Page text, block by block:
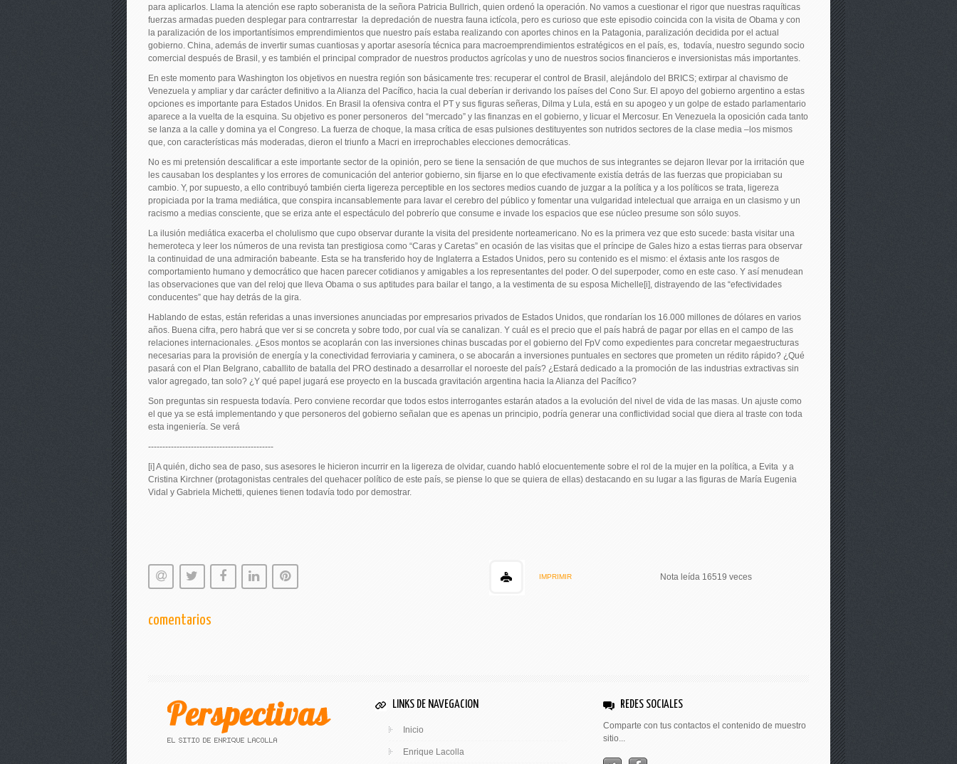
para aplicarlos. Llama la atención ese rapto soberanista de la señora Patricia Bullrich, quien ordenó la operación. No vamos a cuestionar el rigor que nuestras raquíticas
fuerzas armadas pueden desplegar para contrarrestar la depredación de nuestra fauna ictícola, pero es curioso que este episodio coincida con la visita de Obama y con
la paralización de los importantísimos emprendimientos que nuestro país estaba realizando con aportes chinos en la Patagonia, paralización decidida por el actual
gobierno. China, además de invertir sumas cuantiosas y aportar asesoría técnica para macroemprendimientos estratégicos en el país, es, todavía, nuestro segundo socio
comercial después de Brasil, y es también el principal comprador de nuestros productos agrícolas y uno de nuestros socios financieros e inversionistas más importantes.
En este momento para Washington los objetivos en nuestra región son básicamente tres: recuperar el control de Brasil, alejándolo del BRICS; extirpar al chavismo de
Venezuela y ampliar y dar carácter definitivo a la Alianza del Pacífico, hacia la cual deberían ir derivando los países del Cono Sur. El apoyo del gobierno argentino a estas
opciones es importante para Estados Unidos. En Brasil la ofensiva contra el PT y sus figuras señeras, Dilma y Lula, está en su apogeo y un golpe de estado parlamentario
aparece a la vuelta de la esquina. Su objetivo es poner personeros del “mercado” y las finanzas en el gobierno, y licuar el Mercosur. En Venezuela la oposición cada tanto
se lanza a la calle y domina ya el Congreso. La fuerza de choque, la masa crítica de esas pulsiones destituyentes son nutridos sectores de la clase media –los mismos
que, con características más moderadas, dieron el triunfo a Macri en irreprochables elecciones democráticas.
No es mi pretensión descalificar a este importante sector de la opinión, pero se tiene la sensación de que muchos de sus integrantes se dejaron llevar por la irritación que
les causaban los desplantes y los errores de comunicación del anterior gobierno, sin fijarse en lo que efectivamente existía detrás de las fuerzas que propiciaban su
cambio. Y, por supuesto, a ello contribuyó también cierta ligereza perceptible en los sectores medios cuando de juzgar a la política y a los políticos se trata, ligereza
propiciada por la trama mediática, que conspira incansablemente para lavar el cerebro del público y fomentar una vulgaridad intelectual que arraiga en un clasismo y un
racismo a medias consciente, que se eriza ante el espectáculo del pobrerío que consume e invade los espacios que ese núcleo presume son sólo suyos.
La ilusión mediática exacerba el cholulismo que cupo observar durante la visita del presidente norteamericano. No es la primera vez que esto sucede: basta visitar una
hemeroteca y leer los números de una revista tan prestigiosa como “Caras y Caretas” en ocasión de las visitas que el príncipe de Gales hizo a estas tierras para observar
la continuidad de una admiración babeante. Esta se ha transferido hoy de Inglaterra a Estados Unidos, pero su contenido es el mismo: el éxtasis ante los rasgos de
comportamiento humano y democrático que hacen parecer cotidianos y amigables a los representantes del poder. O del superpoder, como en este caso. Y así menudean
las observaciones que van del reloj que lleva Obama o sus aptitudes para bailar el tango, a la vestimenta de su esposa Michelle[i], distrayendo de las “efectividades
conducentes” que hay detrás de la gira.
Hablando de estas, están referidas a unas inversiones anunciadas por empresarios privados de Estados Unidos, que rondarían los 16.000 millones de dólares en varios
años. Buena cifra, pero habrá que ver si se concreta y sobre todo, por cual vía se canalizan. Y cuál es el precio que el país habrá de pagar por ellas en el campo de las
relaciones internacionales. ¿Esos montos se acoplarán con las inversiones chinas buscadas por el gobierno del FpV como expedientes para concretar megaestructuras
necesarias para la provisión de energía y la conectividad ferroviaria y caminera, o se abocarán a inversiones puntuales en sectores que prometen un rédito rápido? ¿Qué
pasará con el Plan Belgrano, caballito de batalla del PRO destinado a desarrollar el noroeste del país? ¿Estará dedicado a la promoción de las industrias extractivas sin
valor agregado, tan solo? ¿Y qué papel jugará ese proyecto en la buscada gravitación argentina hacia la Alianza del Pacífico?
Son preguntas sin respuesta todavía. Pero conviene recordar que todos estos interrogantes estarán atados a la evolución del nivel de vida de las masas. Un ajuste como
el que ya se está implementando y que personeros del gobierno señalan que es apenas un principio, podría generar una conflictividad social que diera al traste con toda
esta ingeniería. Se verá
--------------------------------------------
[i] A quién, dicho sea de paso, sus asesores le hicieron incurrir en la ligereza de olvidar, cuando habló elocuentemente sobre el rol de la mujer en la política, a Evita y a
Cristina Kirchner (protagonistas centrales del quehacer político de este país, se piense lo que se quiera de ellas) destacando en su lugar a las figuras de María Eugenia
Vidal y Gabriela Michetti, quienes tienen todavía todo por demostrar.
IMPRIMIR Nota leída 16519 veces
comentarios
LINKS DE NAVEGACION
Inicio
Enrique Lacolla
REDES SOCIALES
Comparte con tus contactos el contenido de muestro
sitio...